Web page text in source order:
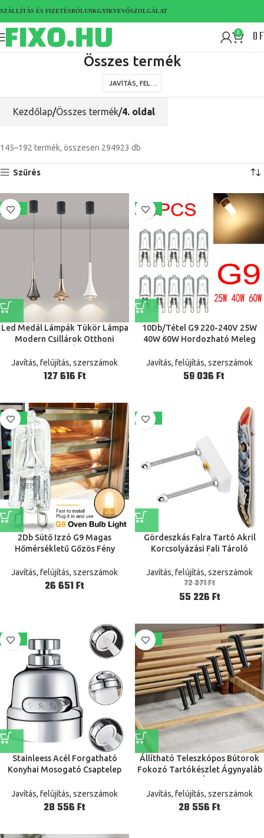
SZÁLLÍTÁS ÉS FIZETÉSRÓLUNKGYIKVEVŐSZOLGÁLAT
0 0
Összes termék
Kezdőlap Összes termék 4. oldal
145–192 termék, összesen 294923 db
Szűrés
-15%
Led Medál Lámpák Tükör Lámpa
Modern Csillárok Otthoni
Bár Kávézó Cseppfény
Javítás, felújítás, szerszámok
Ft
-24%
10Db/Tétel G9 220-240V 25W
40W 60W Hordozható Meleg
3500K Globe 230 V-Os Kapszula
Tiszta Izzók
Javítás, felújítás, szerszámok
Ft
-39%
2Db Sütő Izzó G9 Magas
Hőmérsékletű Gőzös Fény
Javítás, felújítás, szerszámok
Ft
-24%
Gördeszkás Falra Tartó Akril
Korcsolyázási Fali Tároló
Fogas A Fedélzetének
Kijelzőjéhez
Javítás, felújítás, szerszámok
72 371Ft
55 226Ft
-38%
Stainleess Acél Forgatható
Konyhai Mosogató Csaptelep
Hideg Víz Permetező 3 Szint
Állítható
Javítás, felújítás, szerszámok
Ft
-38%
Állítható Teleszkópos Bútorok
Fokozó Tartókészlet Ágynyaláb
Asztali Padok Otthoni Fejlesztés
Javítás, felújítás, szerszámok
Ft